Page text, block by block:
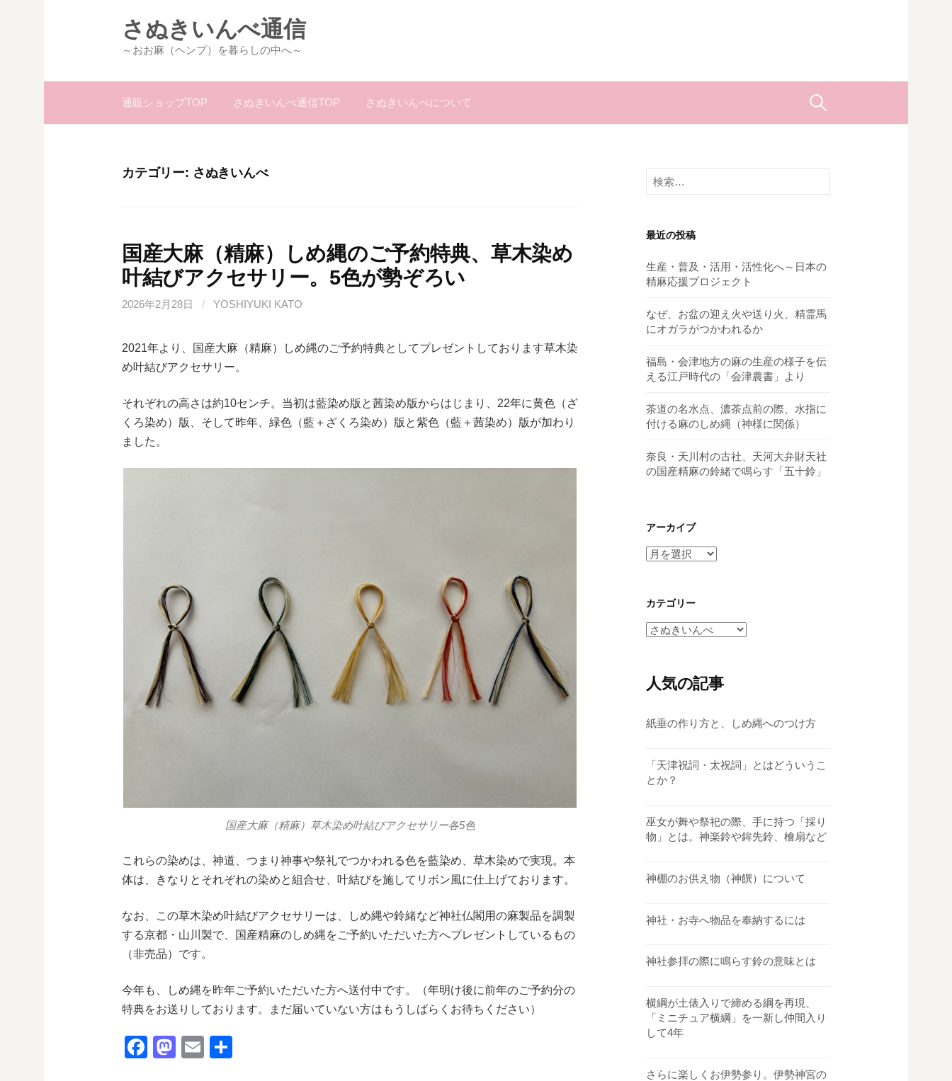
ツ
ス
さぬきいんべ通信
～おお麻（ヘンプ）を暮らしの中へ～
通販ショップTOP さぬきいんべ通信TOP さぬきいんべについて 検
カテゴリー: さぬきいんべ
国産大麻（精麻）しめ縄のご予約特典、草木染め
叶結びアクセサリー。5色が勢ぞろい
2026年2月28日 / YOSHIYUKI KATO
2021年より、国産大麻（精麻）しめ縄のご予約特典としてプレゼントしております草木染
め叶結びアクセサリー。
それぞれの高さは約10センチ。当初は藍染め版と茜染め版からはじまり、22年に黄色（ざ
くろ染め）版、そして昨年、緑色（藍＋ざくろ染め）版と紫色（藍＋茜染め）版が加わり
ました。
国産大麻（精麻）草木染め叶結びアクセサリー各5色
これらの染めは、神道、つまり神事や祭礼でつかわれる色を藍染め、草木染めで実現。本
体は、きなりとそれぞれの染めと組合せ、叶結びを施してリボン風に仕上げております。
なお、この草木染め叶結びアクセサリーは、しめ縄や鈴緒など神社仏閣用の麻製品を調製
する京都・山川製で、国産精麻のしめ縄をご予約いただいた方へプレゼントしているもの
（非売品）です。
今年も、しめ縄を昨年ご予約いただいた方へ送付中です。（年明け後に前年のご予約分の
特典をお送りしております。まだ届いていない方はもうしばらくお待ちください）
F
M
E
検
索:
最近の投稿
生産・普及・活用・活性化へ～日本の
精麻応援プロジェクト
なぜ、お盆の迎え火や送り火、精霊馬
にオガラがつかわれるか
福島・会津地方の麻の生産の様子を伝
える江戸時代の「会津農書」より
茶道の名水点、濃茶点前の際、水指に
付ける麻のしめ縄（神様に関係）
奈良・天川村の古社、天河大弁財天社
の国産精麻の鈴緒で鳴らす「五十鈴」
アーカイブ
ア
イ
ブ
カテゴリー
カ
リ
人気の記事
紙垂の作り方と、しめ縄へのつけ方
「天津祝詞・太祝詞」とはどういうこ
とか？
巫女が舞や祭祀の際、手に持つ「採り
物」とは。神楽鈴や鉾先鈴、檜扇など
神棚のお供え物（神饌）について
神社・お寺へ物品を奉納するには
神社参拝の際に鳴らす鈴の意味とは
横綱が土俵入りで締める綱を再現、
「ミニチュア横綱」を一新し仲間入り
して4年
さらに楽しくお伊勢参り。伊勢神宮の